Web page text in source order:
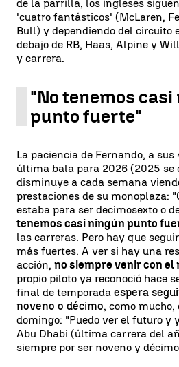
de la parrilla, los ingleses
'cuatro fantásticos' (McLaren,
Bull) y dependiendo del circuito
debajo de RB, Haas, Alpine y
y carrera.
"No tenemos
punto fuerte"
La paciencia de Fernando, a
última bala para 2026 (2025 se
disminuye a cada semana
prestaciones de su monoplaza:
estaba para ser decimosexto o
tenemos casi ningún punto
las carreras. Pero hay que
más fuertes. A ver si hay una
acción, no siempre venir con el
propio piloto ya reconoció hace
final de temporada espera
noveno o décimo, como
domingo: "Puedo ver el futuro y
Abu Dhabi (última carrera del
siempre por ser noveno y